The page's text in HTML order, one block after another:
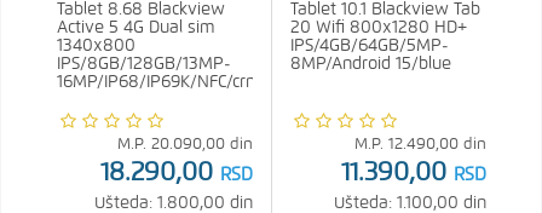
Tablet 8.68 Blackview
Active 5 4G Dual sim
1340x800
IPS/8GB/128GB/13MP-
16MP/IP68/IP69K/NFC/crna
M.P. 20.090,00 din
18.290,00 RSD
Ušteda: 1.800,00 din
Tablet 10.1 Blackview Tab
20 Wifi 800x1280 HD+
IPS/4GB/64GB/5MP-
8MP/Android 15/blue
M.P. 12.490,00 din
11.390,00 RSD
Ušteda: 1.100,00 din